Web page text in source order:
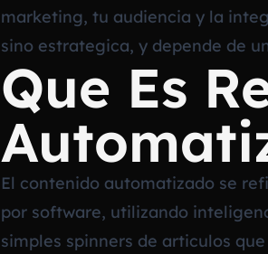
marketing, tu audiencia y la
sino estrategica, y depende de
Que Es
El contenido automatizado se
por software, utilizando
simples spinners de articulos